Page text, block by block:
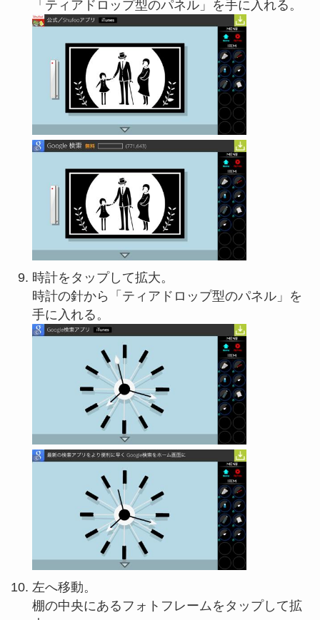
「ティアドロップ型のパネル」を手に入れる。
時計をタップして拡大。
時計の針から「ティアドロップ型のパネル」を
手に入れる。
左へ移動。
棚の中央にあるフォトフレームをタップして拡